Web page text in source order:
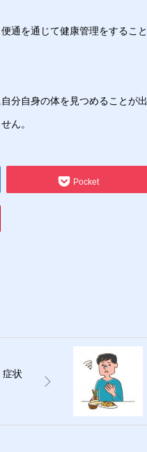
通を通じて健康管理をすること
分自身の体を見つめることが出
ん。
Pocket
症状